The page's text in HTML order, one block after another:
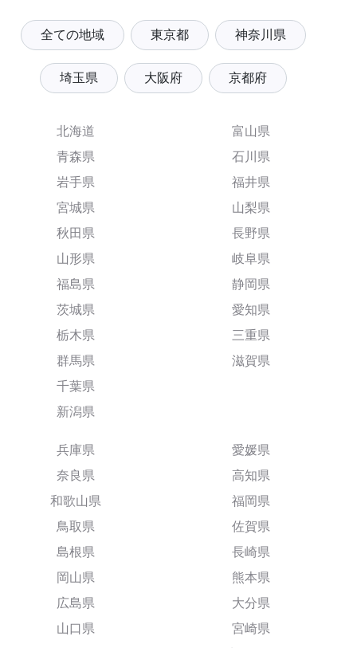
全ての地域 東京都 神奈川県
埼玉県 大阪府 京都府
北海道
青森県
岩手県
宮城県
秋田県
山形県
福島県
茨城県
栃木県
群馬県
千葉県
新潟県
富山県
石川県
福井県
山梨県
長野県
岐阜県
静岡県
愛知県
三重県
滋賀県
兵庫県
奈良県
和歌山県
鳥取県
島根県
岡山県
広島県
山口県
愛媛県
高知県
福岡県
佐賀県
長崎県
熊本県
大分県
宮崎県